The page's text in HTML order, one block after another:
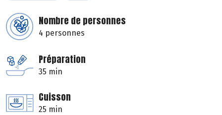
Nombre de personnes
4 personnes
Préparation
35 min
Cuisson
25 min